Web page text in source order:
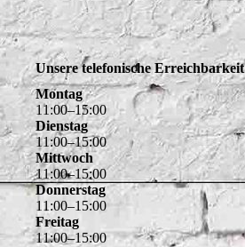
Unsere telefonische Erreichbarkeit
Montag
11:00–15:00
Dienstag
11:00–15:00
Mittwoch
11:00–15:00
Donnerstag
11:00–15:00
Freitag
11:00–15:00